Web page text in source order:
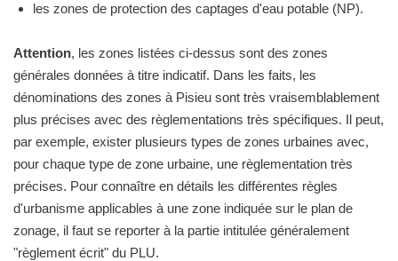
les zones de protection des captages d'eau potable (NP).
Attention, les zones listées ci-dessus sont des zones
générales données à titre indicatif. Dans les faits, les
dénominations des zones à Pisieu sont très vraisemblablement
plus précises avec des règlementations très spécifiques. Il peut,
par exemple, exister plusieurs types de zones urbaines avec,
pour chaque type de zone urbaine, une règlementation très
précises. Pour connaître en détails les différentes règles
d'urbanisme applicables à une zone indiquée sur le plan de
zonage, il faut se reporter à la partie intitulée généralement
"règlement écrit" du PLU.